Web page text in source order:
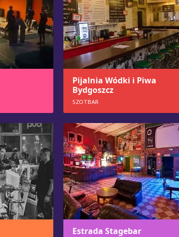
Pijalnia Wódki i Piwa
Bydgoszcz
SZOTBAR
Estrada Stagebar